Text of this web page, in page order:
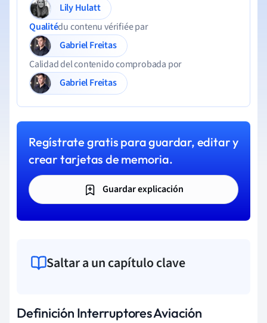
Lily Hulatt
Qualitédu contenu vérifiée par
Gabriel Freitas
Calidad del contenido comprobada por
Gabriel Freitas
Regístrate gratis para guardar, editar y
crear tarjetas de memoria.
Guardar explicación
Saltar a un capítulo clave
Definición Interruptores Aviación